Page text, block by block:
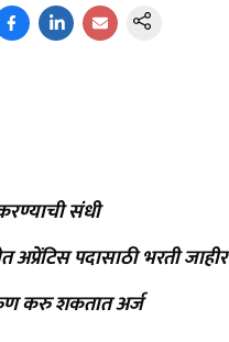
संधी
अप्रेंटिस पदासाठी भरती जाहीर
करु शकतात अर्ज